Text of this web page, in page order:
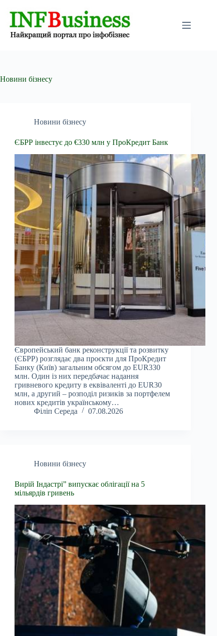
Новини бізнесу
Новини бізнесу
ЄБРР інвестує до €330 млн у ПроКредит Банк
Європейський банк реконструкції та розвитку
(ЄБРР) розглядає два проєкти для ПроКредит
Банку (Київ) загальним обсягом до EUR330
млн. Один із них передбачає надання
гривневого кредиту в еквіваленті до EUR30
млн, а другий – розподіл ризиків за портфелем
нових кредитів українському…
Філіп Середа
07.08.2026
Новини бізнесу
Вирій Індастрі” випускає облігації на 5
мільярдів гривень